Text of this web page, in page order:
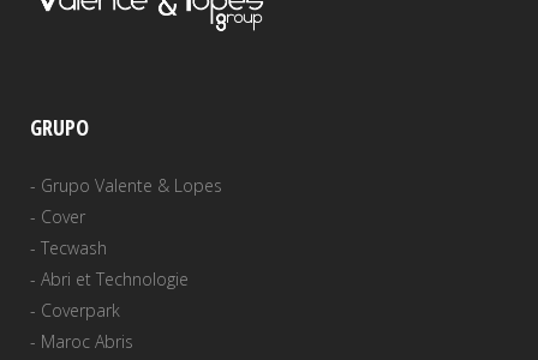
GRUPO
- Grupo Valente & Lopes
- Cover
- Tecwash
- Abri et Technologie
- Coverpark
- Maroc Abris